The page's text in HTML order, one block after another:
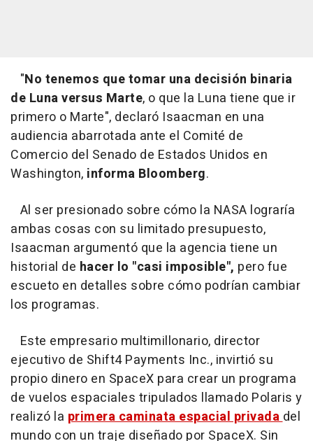
"No tenemos que tomar una decisión binaria
de Luna versus Marte, o que la Luna tiene que ir
primero o Marte", declaró Isaacman en una
audiencia abarrotada ante el Comité de
Comercio del Senado de Estados Unidos en
Washington, informa Bloomberg.
Al ser presionado sobre cómo la NASA lograría
ambas cosas con su limitado presupuesto,
Isaacman argumentó que la agencia tiene un
historial de hacer lo "casi imposible", pero fue
escueto en detalles sobre cómo podrían cambiar
los programas.
Este empresario multimillonario, director
ejecutivo de Shift4 Payments Inc., invirtió su
propio dinero en SpaceX para crear un programa
de vuelos espaciales tripulados llamado Polaris y
realizó la primera caminata espacial privadadel
mundo con un traje diseñado por SpaceX. Sin